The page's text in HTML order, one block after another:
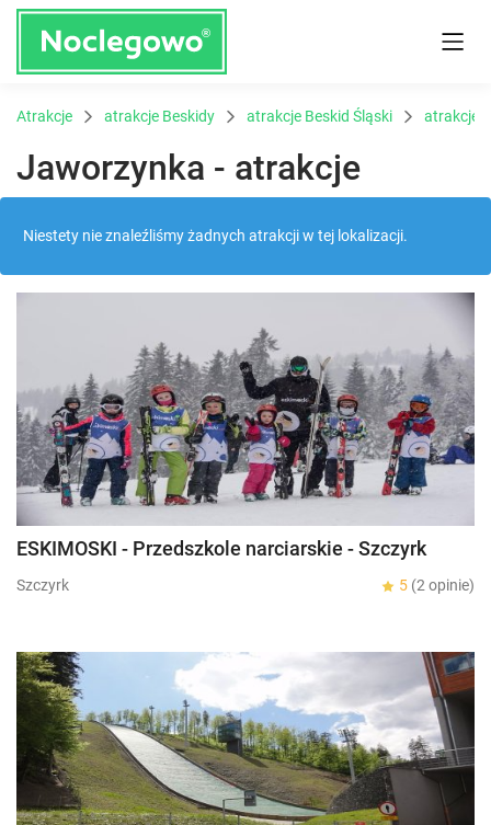
Atrakcje atrakcje Beskidy atrakcje Beskid Śląski atrakcje
Jaworzynka - atrakcje
Niestety nie znaleźliśmy żadnych atrakcji w tej lokalizacji.
ESKIMOSKI - Przedszkole narciarskie - Szczyrk
Szczyrk 5 (2 opinie)